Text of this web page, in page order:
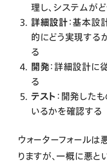
理し、システムが
詳細設計：基本設
的にどう実現する
る
開発：詳細設計に
る
テスト ：開発した
いるかを確認する
ウォーターフォール
りますが、一概に悪と